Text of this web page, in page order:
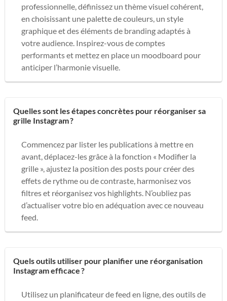
professionnelle, définissez un thème visuel cohérent,
en choisissant une palette de couleurs, un style
graphique et des éléments de branding adaptés à
votre audience. Inspirez-vous de comptes
performants et mettez en place un moodboard pour
anticiper l’harmonie visuelle.
Quelles sont les étapes concrètes pour réorganiser sa
grille Instagram ?
Commencez par lister les publications à mettre en
avant, déplacez-les grâce à la fonction « Modifier la
grille », ajustez la position des posts pour créer des
effets de rythme ou de contraste, harmonisez vos
filtres et réorganisez vos highlights. N’oubliez pas
d’actualiser votre bio en adéquation avec ce nouveau
feed.
Quels outils utiliser pour planifier une réorganisation
Instagram efficace ?
Utilisez un planificateur de feed en ligne, des outils de